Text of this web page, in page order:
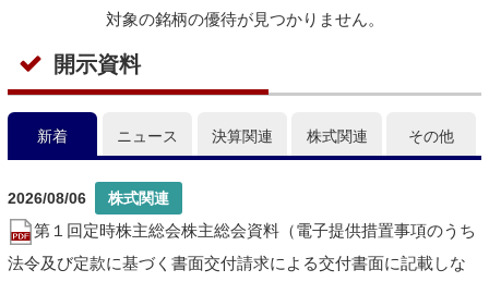
対象の銘柄の優待が見つかりません。
開示資料
新着 ニュース 決算関連 株式関連 その他
2026/08/06
第１回定時株主総会株主総会資料（電子提供措置事項のうち
法令及び定款に基づく書面交付請求による交付書面に記載しな